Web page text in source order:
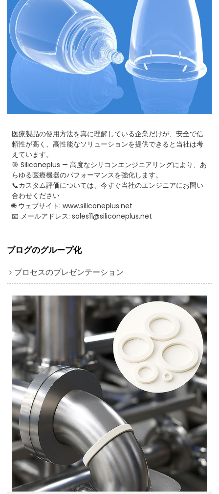
医療製品の使用方法を真に理解している企業だけが、安全で信
頼性が高く、高性能なソリューションを提供できると当社は考
えています。
🎯 Siliconeplus — 高度なシリコンエンジニアリングにより、あ
らゆる医療機器のパフォーマンスを強化します。
📞カスタム評価については、今すぐ当社のエンジニアにお問い
合わせください
🌐 ウェブサイト: www.siliconeplus.net
📧 メールアドレス: sales11@siliconeplus.net
ブログのグループ化
プロセスのプレゼンテーション